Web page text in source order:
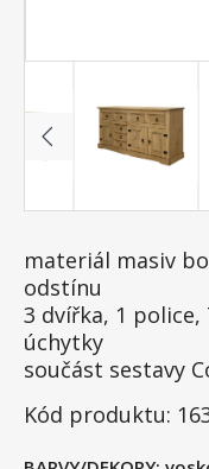
materiál masiv
odstínu
3 dvířka, 1 police,
úchytky
součást sestavy
Kód produktu: